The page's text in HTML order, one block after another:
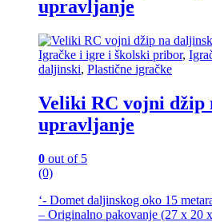
upravljanje
Igračke i igre i školski pribor,
daljinski, Plastične igračke
Veliki RC vojni džip
upravljanje
0 out of 5
(0)
‘- Domet daljinskog oko 15
– Originalno pakovanje (27 x 20